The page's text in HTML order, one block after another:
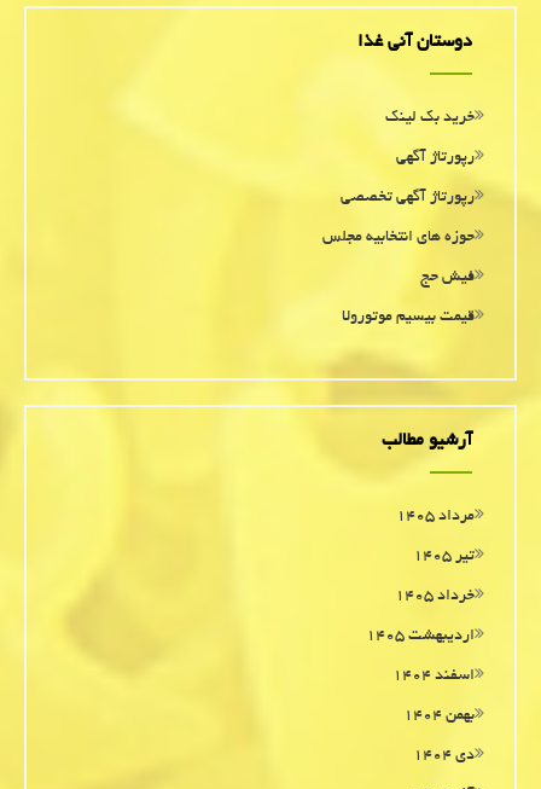
دوستان آنی غذا
خرید بک لینک
رپورتاژ آگهی
رپورتاژ آگهی تخصصی
حوزه های انتخابیه مجلس
فیش حج
قیمت بیسیم موتورولا
آرشیو مطالب
مرداد ۱۴۰۵
تیر ۱۴۰۵
خرداد ۱۴۰۵
اردیبهشت ۱۴۰۵
اسفند ۱۴۰۴
بهمن ۱۴۰۴
دی ۱۴۰۴